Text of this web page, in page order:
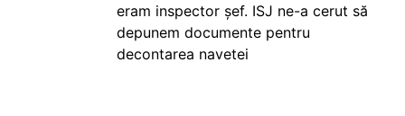
eram inspector șef. ISJ ne-a cerut să
depunem documente pentru
decontarea navetei